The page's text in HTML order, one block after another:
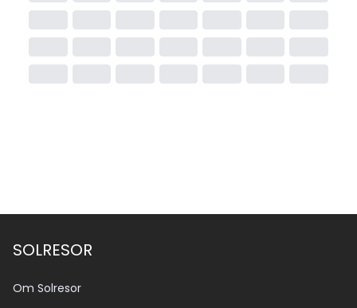
SOLRESOR
Om Solresor